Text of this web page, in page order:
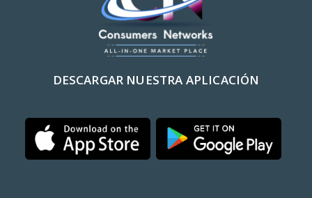
DESCARGAR NUESTRA APLICACIÓN